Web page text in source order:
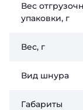
Вес
упаковки, г
Вес, г
Вид шнура
Габариты